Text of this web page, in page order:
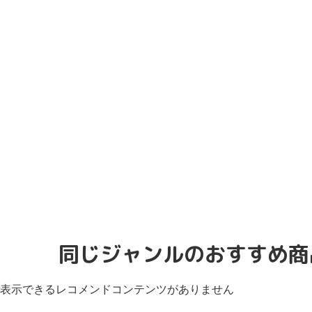
同じジャンルのおすすめ
表示できるレコメンドコンテンツがありません